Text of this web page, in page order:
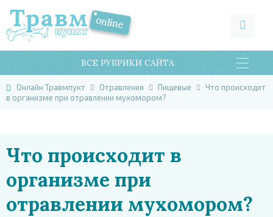
ВСЕ РУБРИКИ САЙТА
Онлайн Травмпукт Отравления Пищевые
Что происходит
в организме при отравлении мухомором?
Что происходит в
организме при
отравлении мухомором?